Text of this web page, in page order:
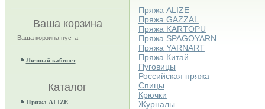
Ваша корзина
Ваша корзина пуста
Личный кабинет
Каталог
Пряжа ALIZE
Пряжа ALIZE
Пряжа GAZZAL
Пряжа KARTOPU
Пряжа SPAGOYARN
Пряжа YARNART
Пряжа Китай
Пуговицы
Российская пряжа
Спицы
Крючки
Журналы